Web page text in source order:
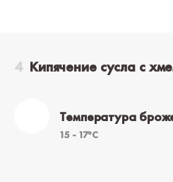
Кипячение сусла с
Температура
15 - 17°C